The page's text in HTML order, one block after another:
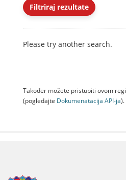
Filtriraj rezultate
Please try another search.
Također možete pristupiti ovom
(pogledajte Dokumenаtаcijа API-jа).